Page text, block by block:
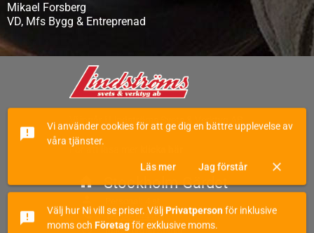
Mikael Forsberg
VD, Mfs Bygg & Entreprenad
Vi ingår i Lindströms Svets & Verktyg AB
För att läsa mer
home Stockholm Gärdet
phone Tel:08-144460
access_time Idag: Lördag Stängt
announcement
Vi använder cookies för att ge dig en bättre upplevelse av
våra tjänster.
Läs mer Jag förstår close
announcement Välj hur Ni vill se priser. VäljPrivatpersonför inklusive
moms ochFöretagför exklusive moms.